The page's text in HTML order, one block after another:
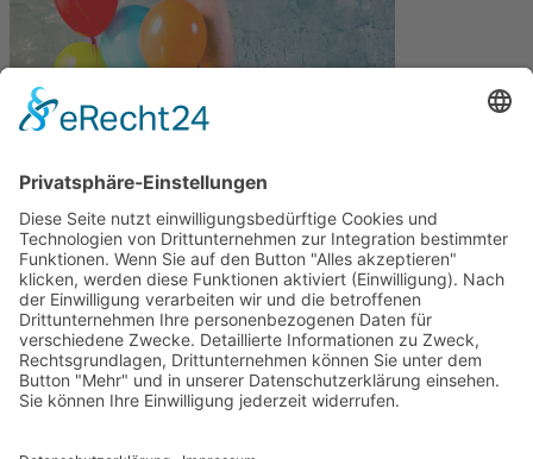
Gesundheit
Die Abnehmspritze und ihre Nebenwirkungen
Mit Ozempic mühelos zum Wunschgewicht? Lieber nicht
Zum Beitrag